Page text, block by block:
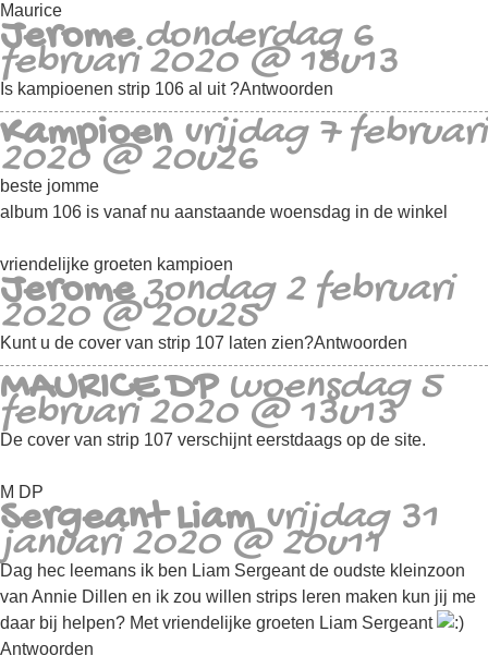
Maurice
Jerome donderdag 6
februari 2020 @ 18u13
Is kampioenen strip 106 al uit ?Antwoorden
Kampioen vrijdag 7 februari
2020 @ 20u26
beste jomme
album 106 is vanaf nu aanstaande woensdag in de winkel
vriendelijke groeten kampioen
Jeromezondag 2 februari
2020 @ 20u25
Kunt u de cover van strip 107 laten zien?Antwoorden
MAURICE DP woensdag 5
februari 2020 @ 13u13
De cover van strip 107 verschijnt eerstdaags op de site.
M DP
Sergeant Liamvrijdag 31
januari 2020 @ 20u11
Dag hec leemans ik ben Liam Sergeant de oudste kleinzoon
van Annie Dillen en ik zou willen strips leren maken kun jij me
daar bij helpen? Met vriendelijke groeten Liam Sergeant
Antwoorden